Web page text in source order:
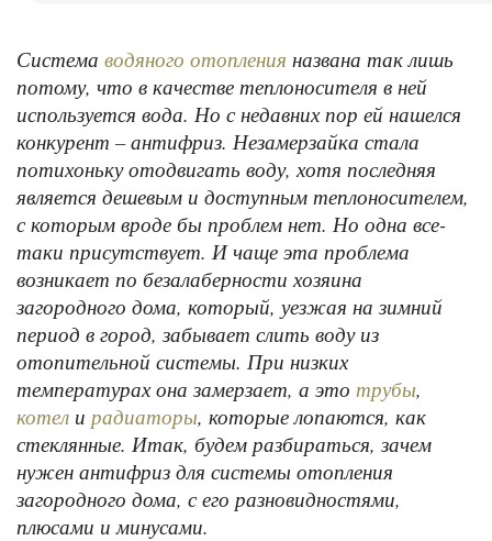
Система водяного отопления названа так лишь
потому, что в качестве теплоносителя в ней
используется вода. Но с недавних пор ей нашелся
конкурент – антифриз. Незамерзайка стала
потихоньку отодвигать воду, хотя последняя
является дешевым и доступным теплоносителем,
с которым вроде бы проблем нет. Но одна все-
таки присутствует. И чаще эта проблема
возникает по безалаберности хозяина
загородного дома, который, уезжая на зимний
период в город, забывает слить воду из
отопительной системы. При низких
температурах она замерзает, а это трубы,
котел и радиаторы, которые лопаются, как
стеклянные. Итак, будем разбираться, зачем
нужен антифриз для системы отопления
загородного дома, с его разновидностями,
плюсами и минусами.